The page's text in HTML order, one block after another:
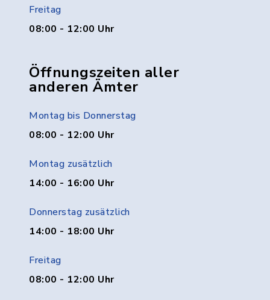
Freitag
08:00 - 12:00 Uhr
Öffnungszeiten aller
anderen Ämter
Montag bis Donnerstag
08:00 - 12:00 Uhr
Montag zusätzlich
14:00 - 16:00 Uhr
Donnerstag zusätzlich
14:00 - 18:00 Uhr
Freitag
08:00 - 12:00 Uhr